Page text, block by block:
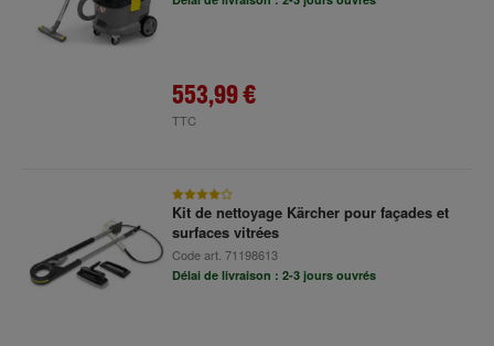
553,99 €
TTC
Kit de nettoyage Kärcher pour façades et
surfaces vitrées
Code art. 71198613
Délai de livraison : 2-3 jours ouvrés